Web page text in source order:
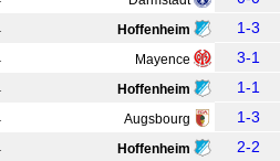
Hoffenheim 1-3
Mayence 3-1
Hoffenheim 1-1
Augsbourg 1-3
Hoffenheim 2-2